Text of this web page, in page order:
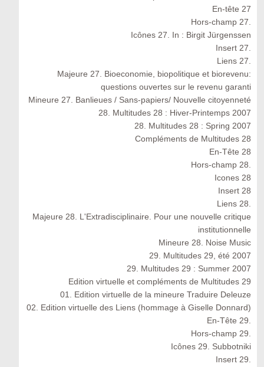
En-tête 27
Hors-champ 27.
Icônes 27. In : Birgit Jürgenssen
Insert 27.
Liens 27.
Majeure 27. Bioeconomie, biopolitique et biorevenu:
questions ouvertes sur le revenu garanti
Mineure 27. Banlieues / Sans-papiers/ Nouvelle citoyenneté
28. Multitudes 28 : Hiver-Printemps 2007
28. Multitudes 28 : Spring 2007
Compléments de Multitudes 28
En-Tête 28
Hors-champ 28.
Icones 28
Insert 28
Liens 28.
Majeure 28. L'Extradisciplinaire. Pour une nouvelle critique
institutionnelle
Mineure 28. Noise Music
29. Multitudes 29, été 2007
29. Multitudes 29 : Summer 2007
Edition virtuelle et compléments de Multitudes 29
01. Edition virtuelle de la mineure Traduire Deleuze
02. Edition virtuelle des Liens (hommage à Giselle Donnard)
En-Tête 29.
Hors-champ 29.
Icônes 29. Subbotniki
Insert 29.